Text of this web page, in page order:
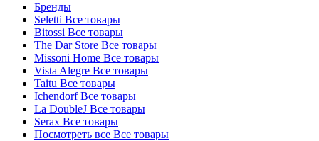
Бренды
Seletti Все товары
Bitossi Все товары
The Dar Store Все товары
Missoni Home Все товары
Vista Alegre Все товары
Taitu Все товары
IchendorfВсе товары
La DoubleJ Все товары
Serax Все товары
Посмотреть все Все товары